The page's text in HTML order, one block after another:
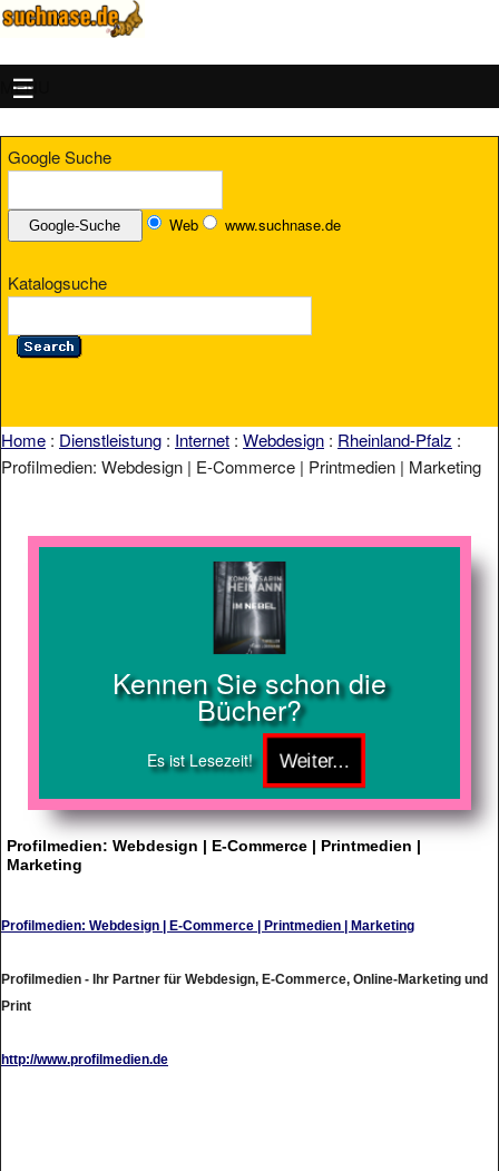
MENU
Google Suche
Web www.suchnase.de
Katalogsuche
Home : Dienstleistung : Internet : Webdesign : Rheinland-Pfalz :
Profilmedien: Webdesign | E-Commerce | Printmedien | Marketing
Kennen Sie schon die
Bücher?
Es ist Lesezeit!
Profilmedien: Webdesign | E-Commerce | Printmedien |
Marketing
Profilmedien: Webdesign | E-Commerce | Printmedien | Marketing
Profilmedien - Ihr Partner für Webdesign, E-Commerce, Online-Marketing und
Print
http://www.profilmedien.de